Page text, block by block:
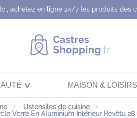
Ici, achetez en ligne 24/7 les produits des
MAISON & LOISIRS
Ustensiles de cuisine
Verre En Aluminium Intérieur Revêtu 28